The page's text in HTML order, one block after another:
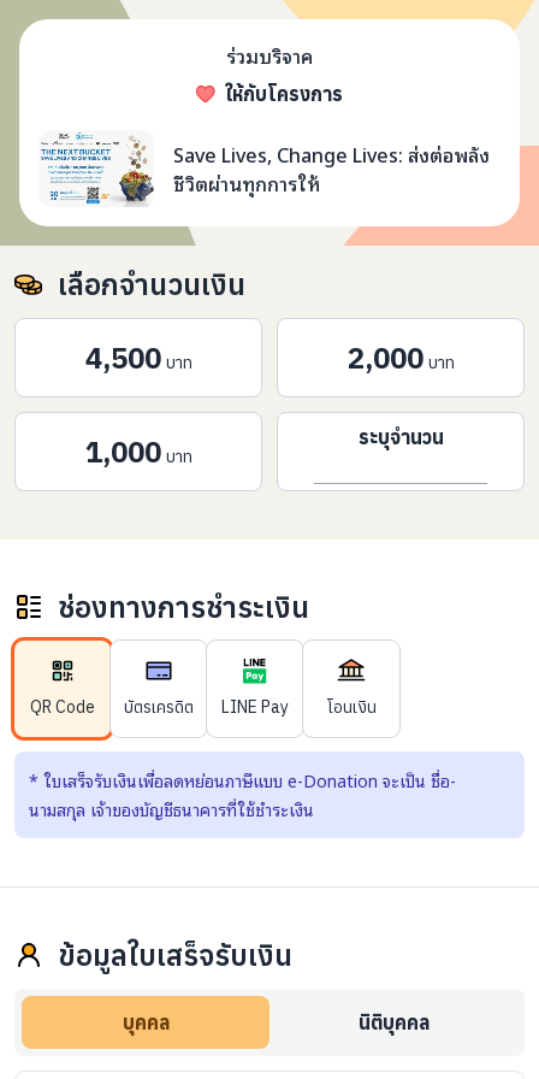
ร่วมบริจาค
ให้กับโครงการ
Save Lives, Change Lives: ส่งต่อพลัง
ชีวิตผ่านทุกการให้
เลือกจำนวนเงิน
4,500 บาท 2,000 บาท
1,000 บาท
ระบุจำนวน
ช่องทางการชำระเงิน
QR Code บัตรเครดิต LINE Pay โอนเงิน
* ใบเสร็จรับเงินเพื่อลดหย่อนภาษีแบบ e-Donation จะเป็น ชื่อ-
นามสกุล เจ้าของบัญชีธนาคารที่ใช้ชำระเงิน
ข้อมูลใบเสร็จรับเงิน
บุคคล นิติบุคคล